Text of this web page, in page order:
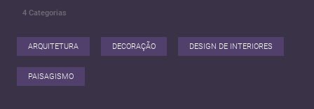
4 Categorias
ARQUITETURA DECORAÇÃO DESIGN DE INTERIORES
PAISAGISMO